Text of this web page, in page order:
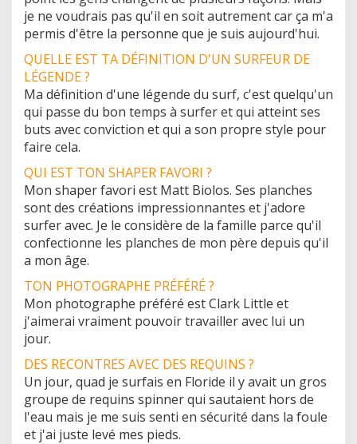
je ne voudrais pas qu'il en soit autrement car ça m'a
permis d'être la personne que je suis aujourd'hui.
QUELLE EST TA DÉFINITION D'UN SURFEUR DE
LÉGENDE ?
Ma définition d'une légende du surf, c'est quelqu'un
qui passe du bon temps à surfer et qui atteint ses
buts avec conviction et qui a son propre style pour
faire cela.
QUI EST TON SHAPER FAVORI ?
Mon shaper favori est Matt Biolos. Ses planches
sont des créations impressionnantes et j'adore
surfer avec. Je le considère de la famille parce qu'il
confectionne les planches de mon père depuis qu'il
a mon âge.
TON PHOTOGRAPHE PRÉFÉRÉ ?
Mon photographe préféré est Clark Little et
j'aimerai vraiment pouvoir travailler avec lui un
jour.
DES RECONTRES AVEC DES REQUINS ?
​Un jour, quad je surfais en Floride il y avait un gros
groupe de requins spinner qui sautaient hors de
l'eau mais je me suis senti en sécurité dans la foule
et j'ai juste levé mes pieds.